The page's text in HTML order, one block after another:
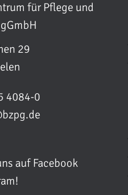
für Pflege und
29
4084-0
auf Facebook